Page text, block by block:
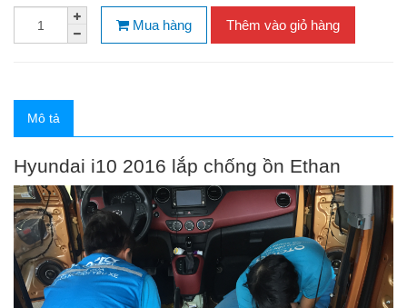
Mua hàng Thêm vào giỏ hàng
Mô tả
Hyundai i10 2016 lắp chống ồn Ethan